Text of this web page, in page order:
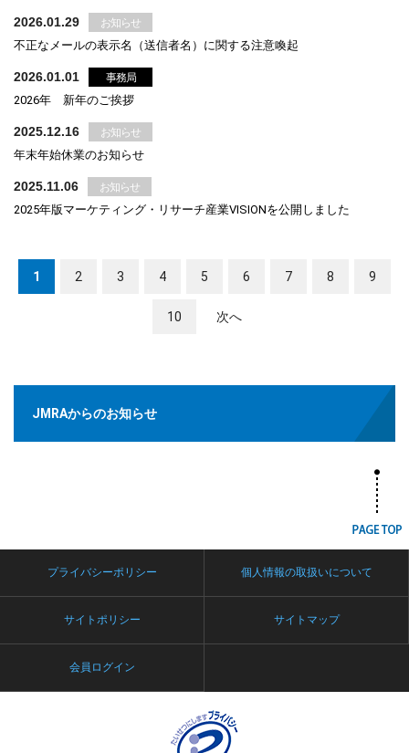
2026.01.29 お知らせ
不正なメールの表示名（送信者名）に関する注意喚起
2026.01.01 事務局
2026年 新年のご挨拶
2025.12.16 お知らせ
年末年始休業のお知らせ
2025.11.06 お知らせ
2025年版マーケティング・リサーチ産業VISIONを公開しました
1 2 3 4 5 6 7 8 9
10 次へ
JMRAからのお知らせ
プライバシーポリシー 個人情報の取扱いについて
サイトポリシー サイトマップ
会員ログイン